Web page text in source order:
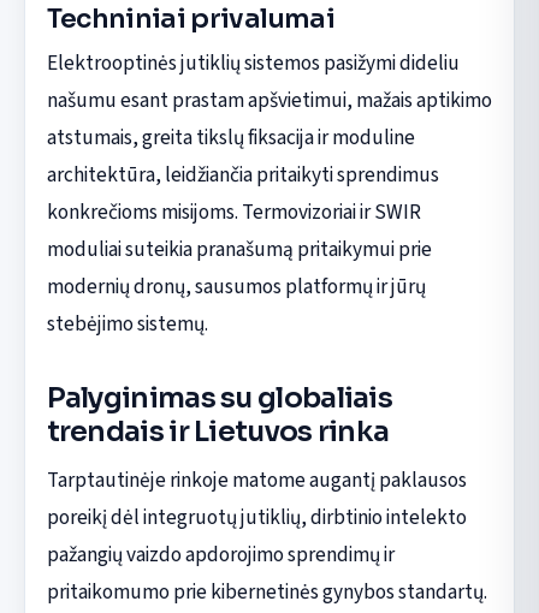
Techniniai privalumai
Elektrooptinės jutiklių sistemos pasižymi dideliu
našumu esant prastam apšvietimui, mažais aptikimo
atstumais, greita tikslų fiksacija ir moduline
architektūra, leidžiančia pritaikyti sprendimus
konkrečioms misijoms. Termovizoriai ir SWIR
moduliai suteikia pranašumą pritaikymui prie
modernių dronų, sausumos platformų ir jūrų
stebėjimo sistemų.
Palyginimas su globaliais
trendais ir Lietuvos rinka
Tarptautinėje rinkoje matome augantį paklausos
poreikį dėl integruotų jutiklių, dirbtinio intelekto
pažangių vaizdo apdorojimo sprendimų ir
pritaikomumo prie kibernetinės gynybos standartų.